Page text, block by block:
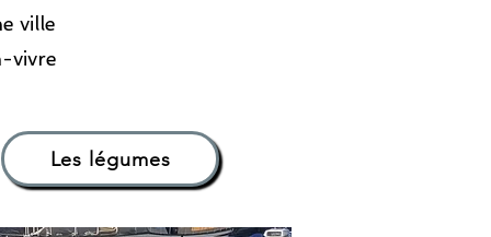
ville
vivre
Les légumes